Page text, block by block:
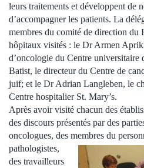
leurs traitements et développent de
d’accompagner les patients. La
membres du comité de direction du
hôpitaux visités : le Dr Armen
d’oncologie du Centre
Batist, le directeur du Centre de
juif; et le Dr Adrian Langleben, le
Centre hospitalier St. Mary’s.
Après avoir visité chacun des
des discours présentés par des
oncologues, des membres du
pathologistes,
des travailleurs